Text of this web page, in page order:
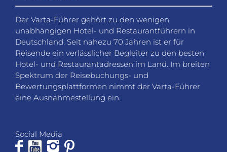
Der Varta-Führer gehört zu den wenigen
unabhängigen Hotel- und Restaurantführern in
Deutschland. Seit nahezu 70 Jahren ist er für
Reisende ein verlässlicher Begleiter zu den besten
Hotel- und Restaurantadressen im Land. Im breiten
Spektrum der Reisebuchungs- und
Bewertungsplattformen nimmt der Varta-Führer
eine Ausnahmestellung ein.
Social Media